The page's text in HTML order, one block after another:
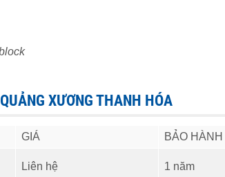
XƯƠNG THANH HÓA
GIÁ BẢO HÀNH
Liên hệ 1 năm